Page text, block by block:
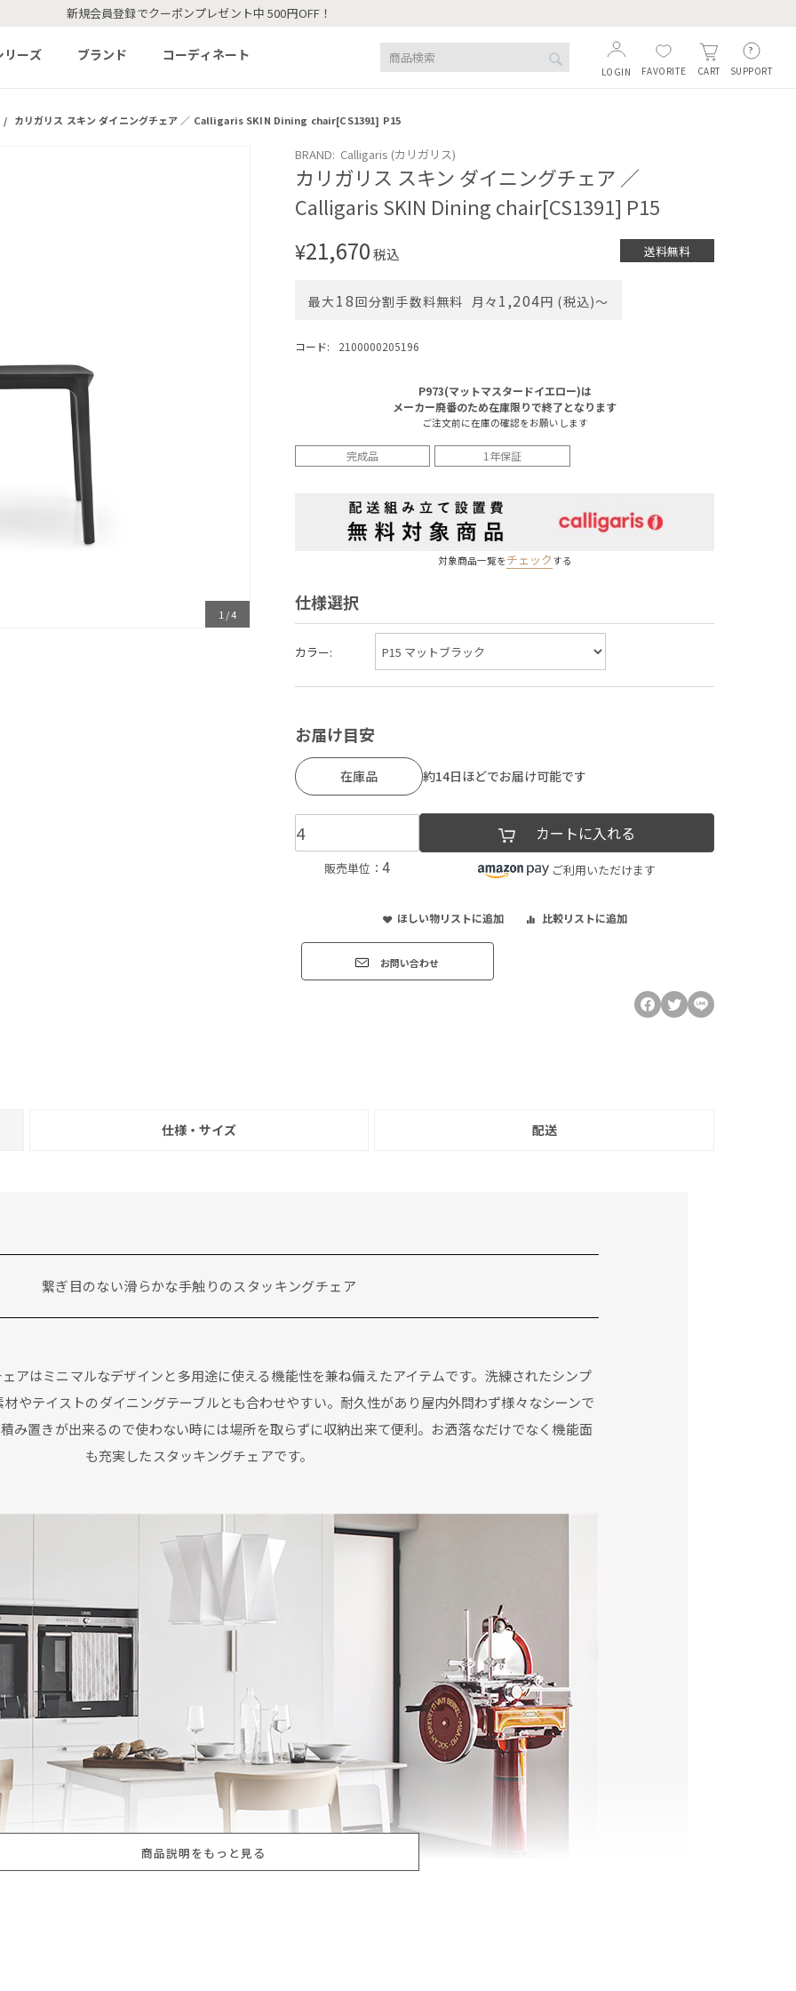
新規会員登録でクーポンプレゼント中 500円OFF！
リーズ ブランド コーディネート
SUPPORT
CART
FAVORITE
LOGIN
/ カリガリス スキン ダイニングチェア ／ Calligaris SKIN Dining chair[CS1391] P15
1 /4
BRAND: Calligaris (カリガリス)
カリガリス スキン ダイニングチェア ／
Calligaris SKIN Dining chair[CS1391] P15
¥21,670税込 送料無料
最大18回分割手数料無料 月々 1,204円 (税込)〜
コード: 2100000205196
P973(マットマスタードイエロー)は
メーカー廃番のため在庫限りで終了となります
ご注文前に在庫の確認をお願いします
完成品 1年保証
対象商品一覧をチェック する
仕様選択
カラー:
お届け目安
在庫品 約14日ほどでお届け可能です
販売単位： 4
カートに入れる
ご利用いただけます
ほしい物リストに追加 比較リストに追加
お問い合わせ
仕様・サイズ 配送
繋ぎ目のない滑らかな手触りのスタッキングチェア
アはミニマルなデザインと多用途に使える機能性を兼ね備えたアイテムです。洗練されたシンプ
やテイストのダイニングテーブルとも合わせやすい。耐久性があり屋内外問わず様々なシーンで
み置きが出来るので使わない時には場所を取らずに収納出来て便利。お洒落なだけでなく機能面
も充実したスタッキングチェアです。
商品説明をもっと見る